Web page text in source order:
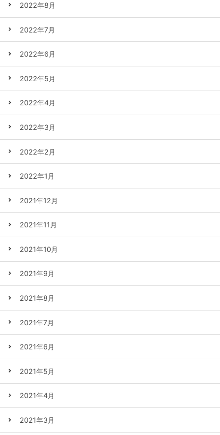
2022年8月
2022年7月
2022年6月
2022年5月
2022年4月
2022年3月
2022年2月
2022年1月
2021年12月
2021年11月
2021年10月
2021年9月
2021年8月
2021年7月
2021年6月
2021年5月
2021年4月
2021年3月